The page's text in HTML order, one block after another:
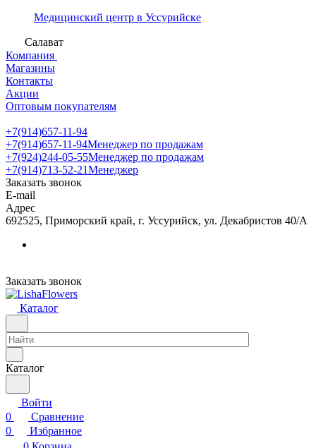
Медицинский центр в Уссурийске
Салават
Компания
Магазины
Контакты
Акции
Оптовым покупателям
+7(914)657-11-94
+7(914)657-11-94Менеджер по продажам
+7(924)244-05-55Менеджер по продажам
+7(914)713-52-21Менеджер
Заказать звонок
E-mail
Адрес
692525, Приморский край, г. Уссурийск, ул. Декабристов 40/А
Заказать звонок
Каталог
Каталог
Войти
0
Сравнение
0
Избранное